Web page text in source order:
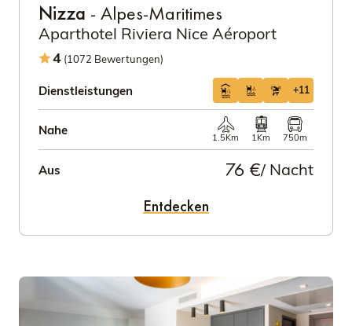
Nizza - Alpes-Maritimes
Aparthotel Riviera Nice Aéroport
4 (1072 Bewertungen)
Dienstleistungen +11
Nahe
1.5Km 1Km 750m
Aus 76 €/ Nacht
Entdecken